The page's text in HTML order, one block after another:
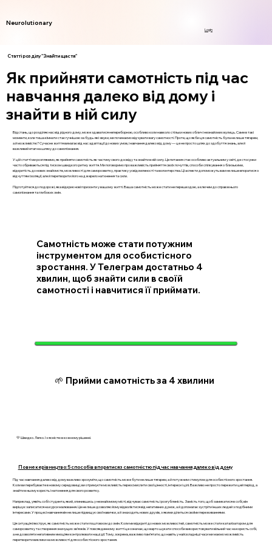
Neurolutionary
Login
Статті розділу "Знайти щастя"
Як прийняти самотність під час
навчання далеко від дому і
знайти в ній силу
Відстань, що розділяє нас від рідного дому, може здаватися непереборною, особливо коли навколо стільки нових облич і незнайомих вулиць. Саме в такі
моменти, коли тиша кімнати стає гучнішою за будь-які звуки, ми починаємо відчувати вагу самотності. Проте, що якби ця самотність була не лише тягарем,
а й можливістю? Сучасне життя вимагає від нас адаптації до нових умов, і навчання далеко від дому — це не просто шлях до здобуття знань, але й
важливий етап на шляху до самопізнання.
У цій статті ми розглянемо, як прийняти самотність як частину свого досвіду та знайти в ній силу. Це питання стає особливо актуальним у світі, де стосунки
часто обриваються під тиском швидкого ритму життя. Ми поговоримо про важливість прийняття своїх почуттів, способи спілкування з близькими,
відкритість до нових знайомств, можливості для саморозвитку, практику усвідомленості та волонтерства. Ці аспекти допоможуть вам не лише впоратися з
відчуттям ізоляції, але й перетворити його на джерело натхнення та сили.
Підготуйтеся до подорожі, яка відкриє нові горизонти у вашому житті. Ваша самотність може стати не перешкодою, а ключем до справжнього
самопізнання та глибоких змін.
Самотність може стати потужним
інструментом для особистісного
зростання. У Телеграм достатньо 4
хвилин, щоб знайти сили в своїй
самотності і навчитися її приймати.
🌱 Прийми самотність за 4 хвилини
💛 Швидко. Легко. І з ясністю в кожному рішенні.
Повне керівництво: 5 способів впоратися з самотністю під час навчання далеко від дому
Під час навчання далеко від дому важливо зрозуміти, що самотність може бути не лише тягарем, а й потужним стимулом для особистісного зростання.
Коли ви перебуваєте в новому середовищі, ви отримуєте можливість переосмислити свої цінності, інтереси і цілі. Важливо не просто пережити цей період, а
знайти в ньому користь і натхнення для свого розвитку.
Наприклад, уявіть собі студента, який, опинившись у незнайомому місті, відчуває самотність і розгубленість. Замість того, щоб замикатися в собі, він
вирішує записатися на курси малювання. Це не лише дозволяє йому відволіктися від негативних думок, а й допомагає зустріти інших людей з подібними
інтересами. У процесі навчання він не лише підвищує свої навички, а й знаходить нових друзів, з якими ділиться своїми переживаннями.
Ця ситуація ілюструє, як самотність може стати поштовхом до змін. Коли ми відкриті до нових можливостей, самотність може стати каталізатором для
саморозвитку та створення значущих зв’язків. У повсякденному житті це означає, що варто шукати способи використовувати вільний час на користь собі,
а не дозволяти негативним емоціям контролювати наші дії. Тому, зокрема, важливо пам’ятати, що навіть у найскладніші часи ми маємо можливість
перетворити виклики на можливості для особистісного зростання.